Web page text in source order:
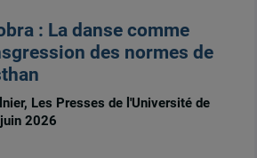
: La danse comme
des normes de
Les Presses de l'Université de
2026